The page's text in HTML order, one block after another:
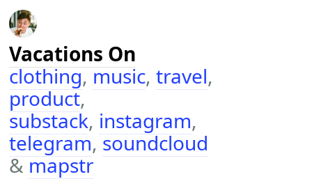
Vacations On
clothing,music,travel,
product,
substack, instagram,
telegram,soundcloud
&mapstr